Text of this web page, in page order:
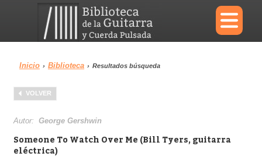
×
Menu
Biblioteca
Inicio › Biblioteca › Resultados búsqueda
VOLVER
Autor: George Gershwin
Someone To Watch Over Me (Bill Tyers, guitarra
eléctrica)